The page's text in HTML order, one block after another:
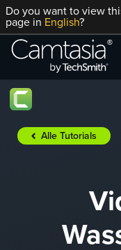
Direkt
zum
Inhalt
Do you want to view
page in English?
Alle Tutorials